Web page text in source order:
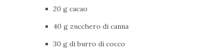
20 g cacao
40 g zucchero di canna
30 g di burro di cocco